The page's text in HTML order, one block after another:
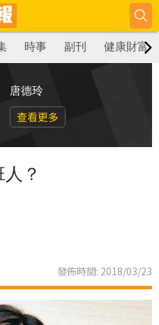
時事 副刊 健康財富
唐德玲
查看更多
？
發佈時間: 2018/03/23